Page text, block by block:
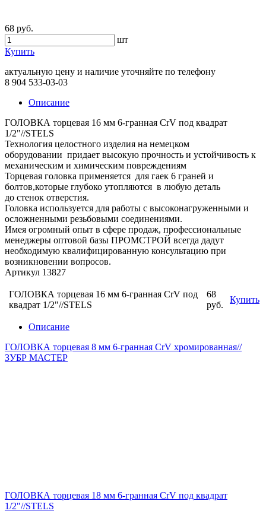
68 руб.
шт
Купить
актуальную цену и наличие уточняйте по телефону
8 904 533-03-03
Описание
ГОЛОВКА торцевая 16 мм 6-гранная CrV под квадрат
1/2"//STELS
Технология целостного изделия на немецком
оборудовании придает высокую прочность и устойчивость к
механическим и химическим повреждениям
Торцевая головка применяется для гаек 6 граней и
болтов,которые глубоко утопляются в любую деталь
до стенок отверстия.
Головка используется для работы с высоконагруженными и
осложненными резьбовыми соединениями.
Имея огромный опыт в сфере продаж, профессиональные
менеджеры оптовой базы ПРОМСТРОЙ всегда дадут
необходимую квалифицированную консультацию при
возникновении вопросов.
Артикул 13827
ГОЛОВКА торцевая 16 мм 6-гранная CrV под
квадрат 1/2"//STELS
68
руб.
Купить
Описание
ГОЛОВКА торцевая 8 мм 6-гранная CrV хромированная//
ЗУБР МАСТЕР
ГОЛОВКА торцевая 18 мм 6-гранная CrV под квадрат
1/2"//STELS